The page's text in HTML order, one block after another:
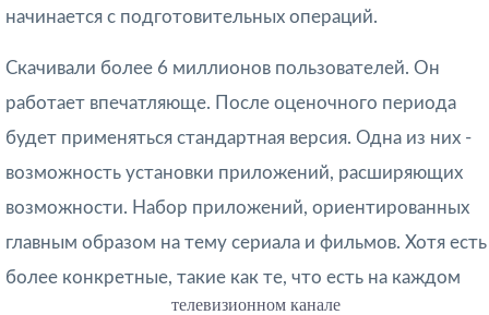
начинается с подготовительных операций.
Скачивали более 6 миллионов пользователей. Он
работает впечатляюще. После оценочного периода
будет применяться стандартная версия. Одна из них -
возможность установки приложений, расширяющих
возможности. Набор приложений, ориентированных
главным образом на тему сериала и фильмов. Хотя
более конкретные, такие как те, что есть на каждом
телевизионном канале